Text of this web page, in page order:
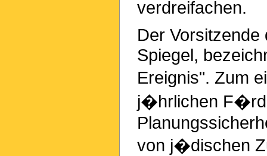
verdreifachen.
Der
Spiegel,
Ereignis". Zum
j�hrlichen
von j�dischen